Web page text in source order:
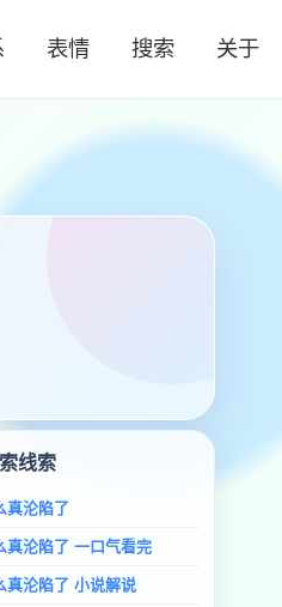
表情 搜索 关于
线索
真沦陷了
真沦陷了 一口气看完
真沦陷了 小说解说